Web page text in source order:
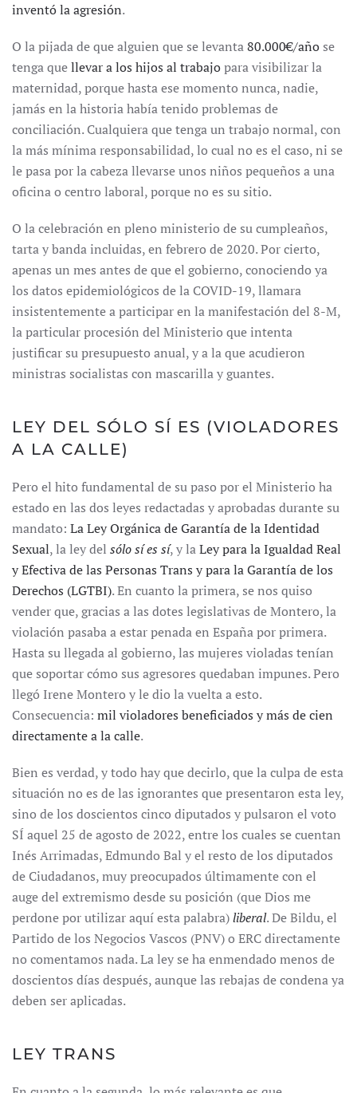
inventó la agresión.
O la pijada de que alguien que se levanta80.000€/año se
tenga quellevar a los hijos al trabajopara visibilizar la
maternidad, porque hasta ese momento nunca, nadie,
jamás en la historia había tenido problemas de
conciliación. Cualquiera que tenga un trabajo normal, con
la más mínima responsabilidad, lo cual no es el caso, ni se
le pasa por la cabeza llevarse unos niños pequeños a una
oficina o centro laboral, porque no es su sitio.
O la celebración en pleno ministerio de su cumpleaños,
tarta y banda incluidas, en febrero de 2020. Por cierto,
apenas un mes antes de que el gobierno, conociendo ya
los datos epidemiológicos de la COVID-19, llamara
insistentemente a participar en la manifestación del 8-M,
la particular procesión del Ministerio que intenta
justificar su presupuesto anual, y a la que acudieron
ministras socialistas con mascarilla y guantes.
LEY DEL SÓLO SÍ ES (VIOLADORES
A LA CALLE)
Pero el hito fundamental de su paso por el Ministerio ha
estado en las dos leyes redactadas y aprobadas durante su
mandato: La Ley Orgánica de Garantía de la Identidad
Sexual, la ley del sólo sí es sí, y laLey para la Igualdad Real
y Efectiva de las Personas Trans y para la Garantía de los
Derechos (LGTBI). En cuanto la primera, se nos quiso
vender que, gracias a las dotes legislativas de Montero, la
violación pasaba a estar penada en España por primera.
Hasta su llegada al gobierno, las mujeres violadas tenían
que soportar cómo sus agresores quedaban impunes. Pero
llegó Irene Montero y le dio la vuelta a esto.
Consecuencia: mil violadores beneficiados y más de cien
directamente a la calle.
Bien es verdad, y todo hay que decirlo, que la culpa de esta
situación no es de las ignorantes que presentaron esta ley,
sino de los doscientos cinco diputados y pulsaron el voto
SÍ aquel 25 de agosto de 2022, entre los cuales se cuentan
Inés Arrimadas, Edmundo Bal y el resto de los diputados
de Ciudadanos, muy preocupados últimamente con el
auge del extremismo desde su posición (que Dios me
perdone por utilizar aquí esta palabra)liberal. De Bildu, el
Partido de los Negocios Vascos (PNV) o ERC directamente
no comentamos nada. La ley se ha enmendado menos de
doscientos días después, aunque las rebajas de condena ya
deben ser aplicadas.
LEY TRANS